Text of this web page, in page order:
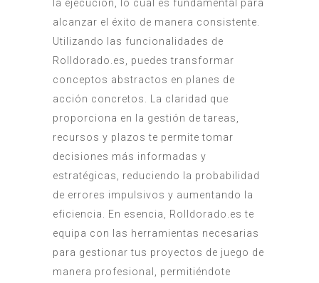
la ejecución, lo cual es fundamental para
alcanzar el éxito de manera consistente.
Utilizando las funcionalidades de
Rolldorado.es, puedes transformar
conceptos abstractos en planes de
acción concretos. La claridad que
proporciona en la gestión de tareas,
recursos y plazos te permite tomar
decisiones más informadas y
estratégicas, reduciendo la probabilidad
de errores impulsivos y aumentando la
eficiencia. En esencia, Rolldorado.es te
equipa con las herramientas necesarias
para gestionar tus proyectos de juego de
manera profesional, permitiéndote